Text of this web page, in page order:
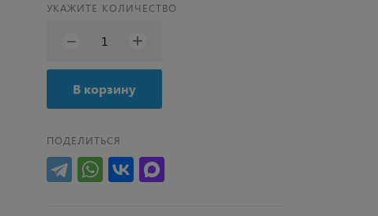
УКАЖИТЕ КОЛИЧЕСТВО
− +
В корзину
ПОДЕЛИТЬСЯ